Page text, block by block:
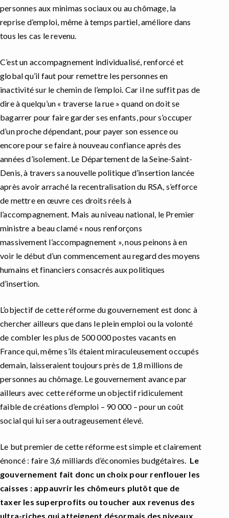
personnes aux minimas sociaux ou au chômage, la
reprise d’emploi, même à temps partiel, améliore dans
tous les cas le revenu.
C’est un accompagnement individualisé, renforcé et
global qu’il faut pour remettre les personnes en
inactivité sur le chemin de l’emploi. Car il ne suffit pas de
dire à quelqu’un « traverse la rue » quand on doit se
bagarrer pour faire garder ses enfants, pour s’occuper
d’un proche dépendant, pour payer son essence ou
encore pour se faire à nouveau confiance après des
années d’isolement. Le Département de la Seine-Saint-
Denis, à travers sa nouvelle politique d’insertion lancée
après avoir arraché la recentralisation du RSA, s’efforce
de mettre en œuvre ces droits réels à
l’accompagnement. Mais au niveau national, le Premier
ministre a beau clamé « nous renforçons
massivement l’accompagnement », nous peinons à en
voir le début d’un commencement au regard des moyens
humains et financiers consacrés aux politiques
d’insertion.
L’objectif de cette réforme du gouvernement est donc à
chercher ailleurs que dans le plein emploi ou la volonté
de combler les plus de 500 000 postes vacants en
France qui, même s’ils étaient miraculeusement occupés
demain, laisseraient toujours près de 1,8 millions de
personnes au chômage. Le gouvernement avance par
ailleurs avec cette réforme un objectif ridiculement
faible de créations d’emploi – 90 000 – pour un coût
social qui lui sera outrageusement élevé.
Le but premier de cette réforme est simple et clairement
énoncé : faire 3,6 milliards d’économies budgétaires. Le
gouvernement fait donc un choix pour renflouer les
caisses : appauvrir les chômeurs plutôt que de
taxer les superprofits ou toucher aux revenus des
ultra-riches qui atteignent désormais des niveaux